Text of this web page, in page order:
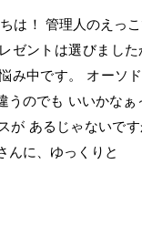
は！ 管理人のえっこ
ゼントは選びまし
み中です。 オーソ
うのでも いいかなぁ
が あるじゃないで
んに、ゆっくりと